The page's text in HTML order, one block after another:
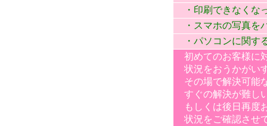
・印刷できなくな
・スマホの写真を
・パソコンに関す
初めてのお客様に
状況をおうかがい
その場で解決可能
すぐの解決が難し
もしくは後日再度
状況をご確認させ